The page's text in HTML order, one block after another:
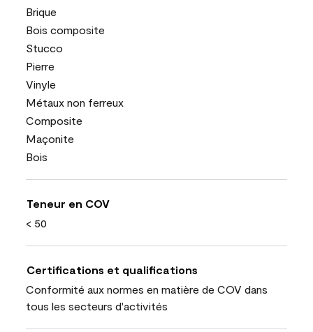
Brique
Bois composite
Stucco
Pierre
Vinyle
Métaux non ferreux
Composite
Maçonite
Bois
Teneur en COV
< 50
Certifications et qualifications
Conformité aux normes en matière de COV dans
tous les secteurs d'activités